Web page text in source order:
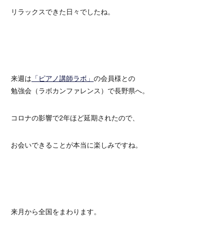
リラックスできた日々でしたね。
来週は 「ピアノ講師ラボ」 の会員様との
勉強会（ラボカンファレンス）で長野県へ。
コロナの影響で2年ほど延期されたので、
お会いできることが本当に楽しみですね。
来月から全国をまわります。